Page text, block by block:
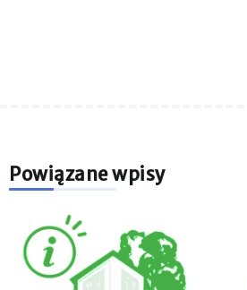
Powiązane wpisy